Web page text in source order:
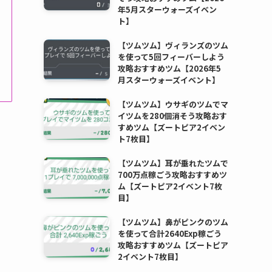
年5月スターウォーズイベン
ト】
【ツムツム】ヴィランズのツム
を使って5回フィーバーしよう
攻略おすすめツム【2026年5
月スターウォーズイベント】
【ツムツム】ウサギのツムでマ
イツムを280個消そう攻略おす
すめツム【ズートピア2イベン
ト7枚目】
【ツムツム】耳が垂れたツムで
700万点稼ごう攻略おすすめツ
ム【ズートピア2イベント7枚
目】
【ツムツム】鼻がピンクのツム
を使って合計2640Exp稼ごう
攻略おすすめツム【ズートピア
2イベント7枚目】